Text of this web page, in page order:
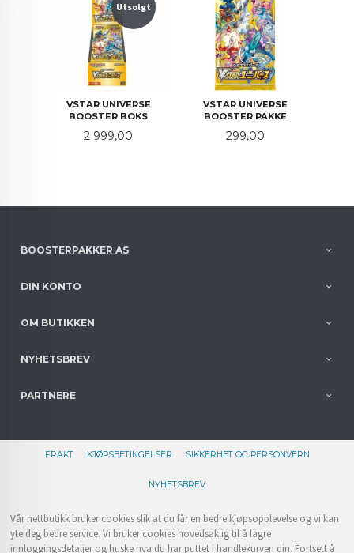
VSTAR UNIVERSE
BOOSTER BOKS
Utsolgt
Pris
2 999,00
VSTAR UNIVERSE
BOOSTER PAKKE
Pris
299,00
BOOSTERPAKKER AS
DIN KONTO
OM BUTIKKEN
NYHETSBREV
PARTNERE
FRAKT KJØPSBETINGELSER SIKKERHET OG PERSONVERN
NYHETSBREV
Vår nettbutikk bruker cookies slik at du får en bedre kjøpsopplevelse og vi kan
yte deg bedre service. Vi bruker cookies hovedsaklig til å lagre
innloggingsdetaljer og huske hva du har puttet i handlekurven din. Fortsett å